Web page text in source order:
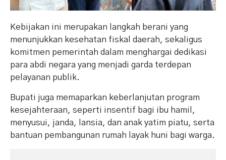
Kebijakan ini merupakan langkah berani yang
menunjukkan kesehatan fiskal daerah, sekaligus
komitmen pemerintah dalam menghargai dedikasi
para abdi negara yang menjadi garda terdepan
pelayanan publik.
Bupati juga memaparkan keberlanjutan program
kesejahteraan, seperti insentif bagi ibu hamil,
menyusui, janda, lansia, dan anak yatim piatu, serta
bantuan pembangunan rumah layak huni bagi warga.